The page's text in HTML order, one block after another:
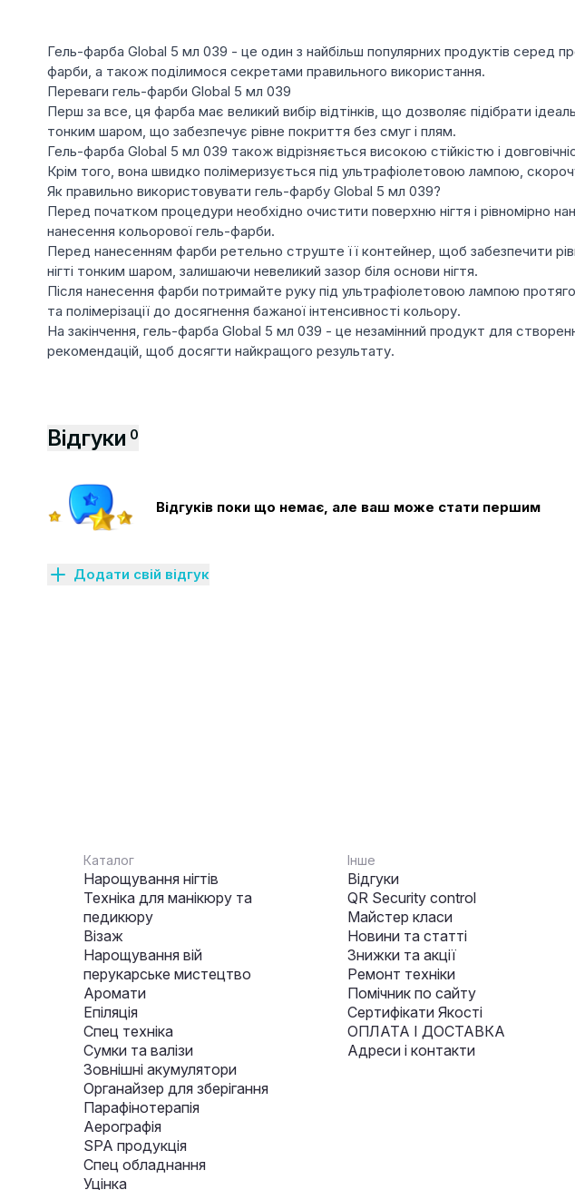
Гель-фарба Global 5 мл 039 - це один з найбільш популярних продуктів серед
фарби, а також поділимося секретами правильного використання.
Переваги гель-фарби Global 5 мл 039
Перш за все, ця фарба має великий вибір відтінків, що дозволяє підібрати
тонким шаром, що забезпечує рівне покриття без смуг і плям.
Гель-фарба Global 5 мл 039 також відрізняється високою стійкістю і
Крім того, вона швидко полімеризується під ультрафіолетовою лампою,
Як правильно використовувати гель-фарбу Global 5 мл 039?
Перед початком процедури необхідно очистити поверхню нігтя і рівномірно
нанесення кольорової гель-фарби.
Перед нанесенням фарби ретельно струште її контейнер, щоб забезпечити
нігті тонким шаром, залишаючи невеликий зазор біля основи нігтя.
Після нанесення фарби потримайте руку під ультрафіолетовою лампою
та полімерізації до досягнення бажаної інтенсивності кольору.
На закінчення, гель-фарба Global 5 мл 039 - це незамінний продукт для
рекомендацій, щоб досягти найкращого результату.
Відгуки 0
Відгуків поки що немає, але ваш може стати першим
Додати свій відгук
Каталог
Нарощування нігтів
Техніка для манікюру та
педикюру
Візаж
Нарощування вій
перукарське мистецтво
Аромати
Епіляція
Спец техніка
Сумки та валізи
Зовнішні акумулятори
Органайзер для зберігання
Парафінотерапія
Аерографія
SPA продукція
Спец обладнання
Уцінка
Інше
Відгуки
QR Security control
Майстер класи
Новини та статті
Знижки та акції
Ремонт техніки
Помічник по сайту
Сертифікати Якості
ОПЛАТА І ДОСТАВКА
Адреси і контакти